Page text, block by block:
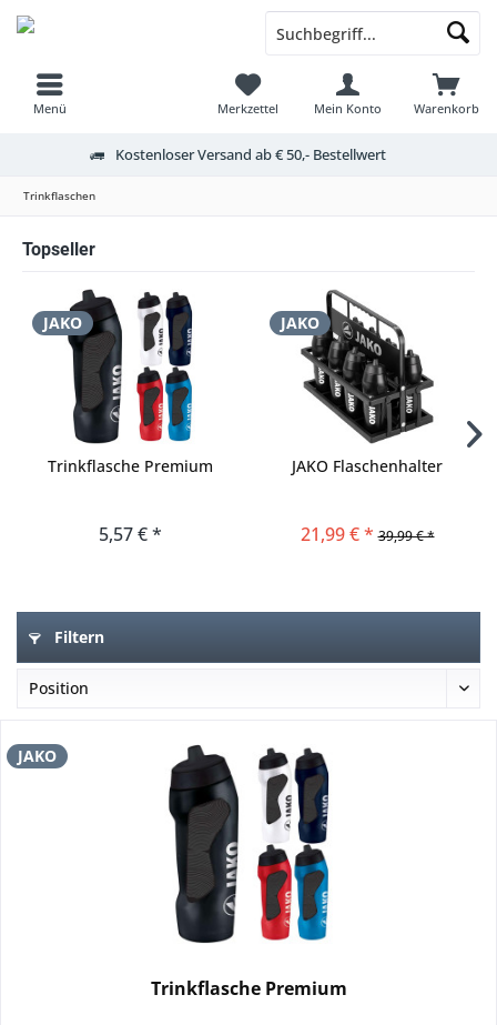
Menü Warenkorb
Merkzettel Mein Konto
Kostenloser Versand ab € 50,- Bestellwert
Trinkflaschen
Topseller
JAKO
Trinkflasche Premium
5,57 € *
JAKO
JAKO Flaschenhalter
21,99 € * 39,99 € *
Filtern
JAKO
Trinkflasche Premium